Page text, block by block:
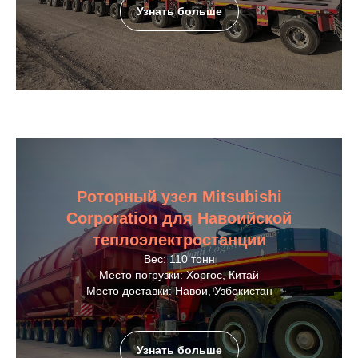
Узнать больше
Роторный узел Mitsubishi
Corporation для Навоийской
теплоэлектростанции
Вес: 110 тонн
Место погрузки: Хоргос, Китай
Место доставки: Навои, Узбекистан
Узнать больше